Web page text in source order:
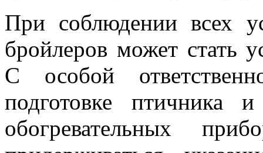
При соблюдении всех
бройлеров может стать
С особой
подготовке птичника
обогревательных